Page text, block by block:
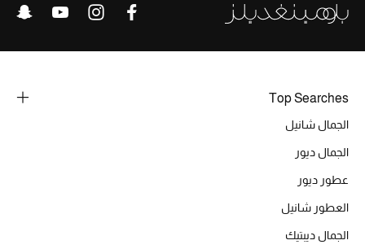
عرض جميع المنتجات
ما وصلنا حديثاً
ركن أناقة المنتجعات
Top Searches
الجمال شانيل
الجمال ديور
عطور ديور
العطور شانيل
الجمال ديبتيك